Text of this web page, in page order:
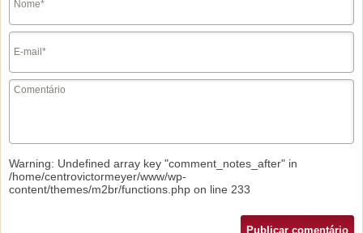
Warning: Undefined array key "comment_notes_after" in
/home/centrovictormeyer/www/wp-
content/themes/m2br/functions.php on line 233